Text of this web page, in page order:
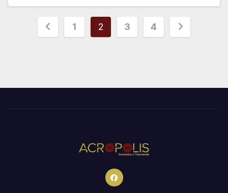
Paginación
1 2 3 4